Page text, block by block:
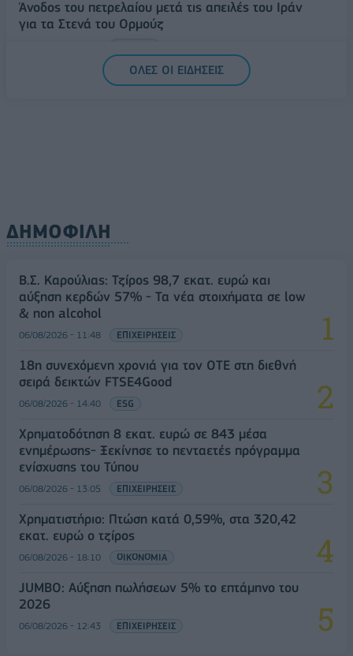
Άνοδος του πετρελαίου μετά τις απειλές του Ιράν
για τα Στενά του Ορμούζ
ΟΛΕΣ ΟΙ ΕΙΔΗΣΕΙΣ
ΔΗΜΟΦΙΛΗ
Β.Σ. Καρούλιας: Τζίρος 98,7 εκατ. ευρώ και
αύξηση κερδών 57% - Τα νέα στοιχήματα σε low
& non alcohol
06/08/2026 - 11:48 ΕΠΙΧΕΙΡΗΣΕΙΣ
18η συνεχόμενη χρονιά για τον ΟΤΕ στη διεθνή
σειρά δεικτών FTSE4Good
06/08/2026 - 14:40 ESG
Χρηματοδότηση 8 εκατ. ευρώ σε 843 μέσα
ενημέρωσης- Ξεκίνησε το πενταετές πρόγραμμα
ενίσχυσης του Τύπου
06/08/2026 - 13:05 ΕΠΙΧΕΙΡΗΣΕΙΣ
Χρηματιστήριο: Πτώση κατά 0,59%, στα 320,42
εκατ. ευρώ ο τζίρος
06/08/2026 - 18:10 ΟΙΚΟΝΟΜΙΑ
JUMBO: Αύξηση πωλήσεων 5% το επτάμηνο του
2026
06/08/2026 - 12:43 ΕΠΙΧΕΙΡΗΣΕΙΣ